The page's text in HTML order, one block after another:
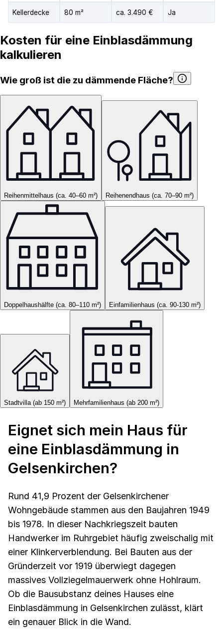
Kellerdecke 80 m² ca. 3.490 € Ja
Kosten für eine Einblasdämmung
kalkulieren
Wie groß ist die zu dämmende Fläche?
Reihenmittelhaus (ca. 40–60 m²) Reihenendhaus (ca. 70–90 m²)
Doppelhaushälfte (ca. 80–110 m²) Einfamilienhaus (ca. 90-130 m²)
Stadtvilla (ab 150 m²) Mehrfamilienhaus (ab 200 m²)
Eignet sich mein Haus für
eine Einblasdämmung in
Gelsenkirchen?
Rund 41,9 Prozent der Gelsenkirchener
Wohngebäude stammen aus den Baujahren 1949
bis 1978. In dieser Nachkriegszeit bauten
Handwerker im Ruhrgebiet häufig zweischalig mit
einer Klinkerverblendung. Bei Bauten aus der
Gründerzeit vor 1919 überwiegt dagegen
massives Vollziegelmauerwerk ohne Hohlraum.
Ob die Bausubstanz deines Hauses eine
Einblasdämmung in Gelsenkirchen zulässt, klärt
ein genauer Blick in die Wand.